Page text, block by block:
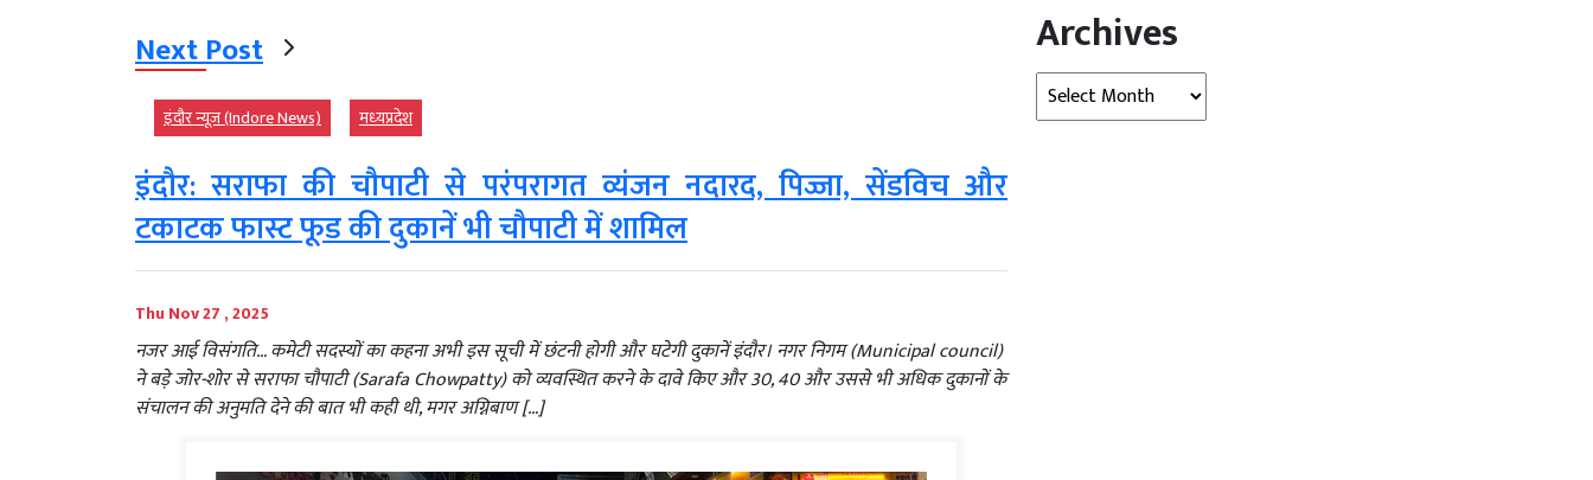
Next Post
इंदौर न्यूज़ (Indore News) मध्‍यप्रदेश
इंदौर: सराफा की चौपाटी से परंपरागत व्यंजन नदारद, पिज्जा, सेंडविच और
टकाटक फास्ट फूड की दुकानें भी चौपाटी में शामिल
Thu Nov 27 , 2025
नजर आई विसंगति… कमेटी सदस्यों का कहना अभी इस सूची में छंटनी होगी और घटेगी दुकानें इंदौर। नगर निगम (Municipal council)
ने बड़े जोर-शोर से सराफा चौपाटी (Sarafa Chowpatty) को व्यवस्थित करने के दावे किए और 30, 40 और उससे भी अधिक दुकानों के
संचालन की अनुमति देने की बात भी कही थी, मगर अग्निबाण […]
Archives
Archives